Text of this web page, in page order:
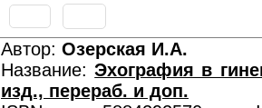
Автор: Озерская И.А.
Название:Эхография в
изд., перераб. и доп.